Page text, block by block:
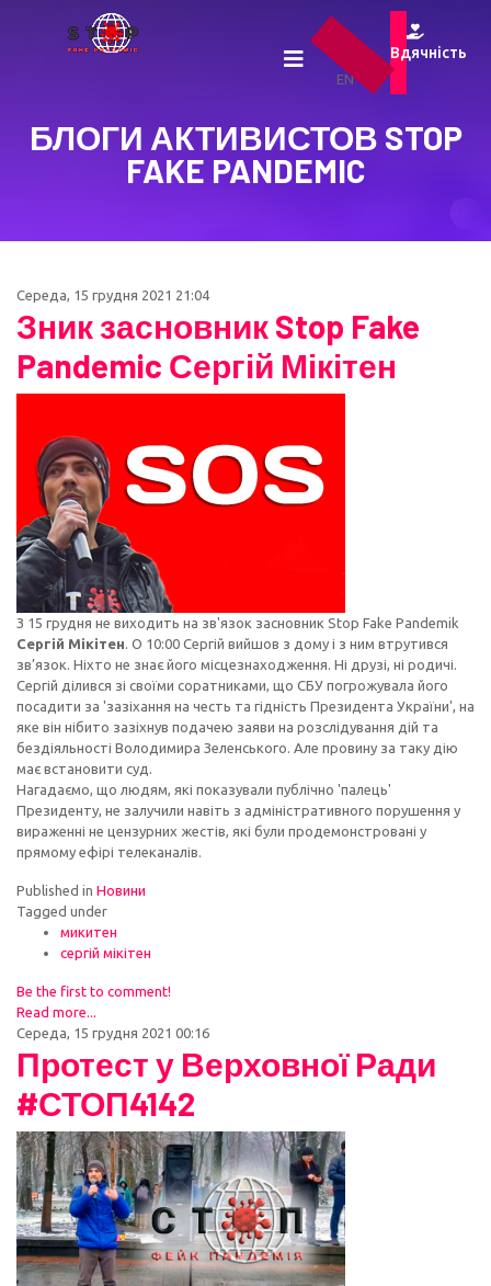
UA
EN
Вдячність
БЛОГИ АКТИВИСТОВ STOP
FAKE PANDEMIC
Середа, 15 грудня 2021 21:04
Зник засновник Stop Fake
Pandemic Сергій Мікітен
З 15 грудня не виходить на зв'язок засновник Stop Fake Pandemik
Сергій Мікітен. О 10:00 Сергій вийшов з дому і з ним втрутився
зв’язок. Ніхто не знає його місцезнаходження. Ні друзі, ні родичі.
Сергій ділився зі своїми соратниками, що СБУ погрожувала його
посадити за 'зазіхання на честь та гідність Президента України', на
яке він нібито зазіхнув подачею заяви на розслідування дій та
бездіяльності Володимира Зеленського. Але провину за таку дію
має встановити суд.
Нагадаємо, що людям, які показували публічно 'палець'
Президенту, не залучили навіть з адміністративного порушення у
вираженні не цензурних жестів, які були продемонстровані у
прямому ефірі телеканалів.
Published in Новини
Tagged under
микитен
сергій мікітен
Be the first to comment!
Read more...
Середа, 15 грудня 2021 00:16
Протест у Верховної Ради
#СТОП4142